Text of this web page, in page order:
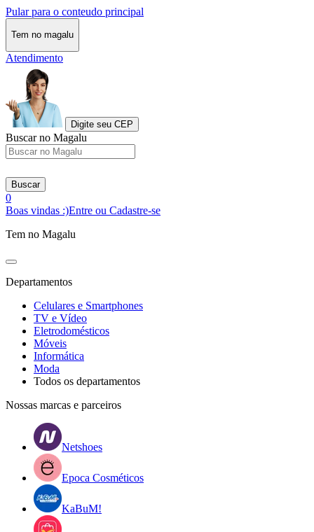
Pular para o conteudo principal
Tem no magalu
Atendimento
Digite seu CEP
Buscar no Magalu
Buscar
0
Boas vindas :)Entre ou Cadastre-se
Tem no Magalu
Departamentos
Celulares e Smartphones
TV e Vídeo
Eletrodomésticos
Móveis
Informática
Moda
Todos os departamentos
Nossas marcas e parceiros
Netshoes
Epoca Cosméticos
KaBuM!